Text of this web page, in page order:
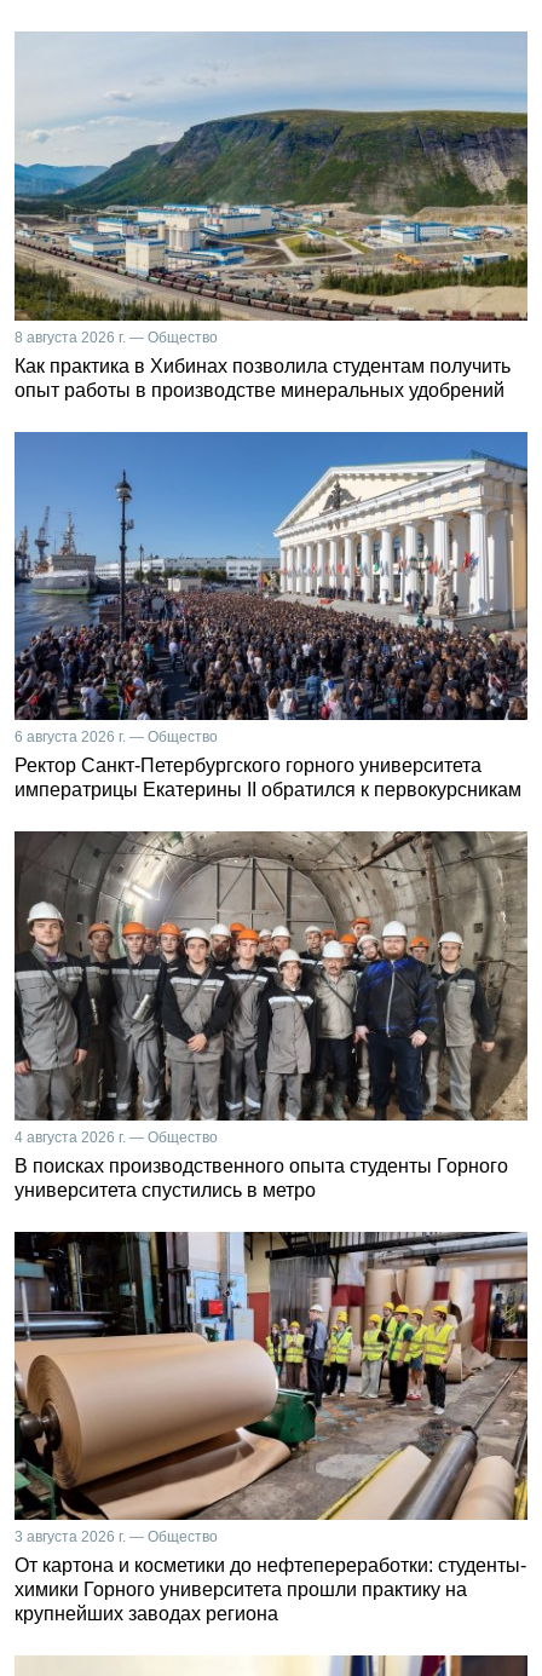
8 августа 2026 г. — Общество
Как практика в Хибинах позволила студентам получить
опыт работы в производстве минеральных удобрений
6 августа 2026 г. — Общество
Ректор Санкт-Петербургского горного университета
императрицы Екатерины II обратился к первокурсникам
4 августа 2026 г. — Общество
В поисках производственного опыта студенты Горного
университета спустились в метро
3 августа 2026 г. — Общество
От картона и косметики до нефтепереработки: студенты-
химики Горного университета прошли практику на
крупнейших заводах региона